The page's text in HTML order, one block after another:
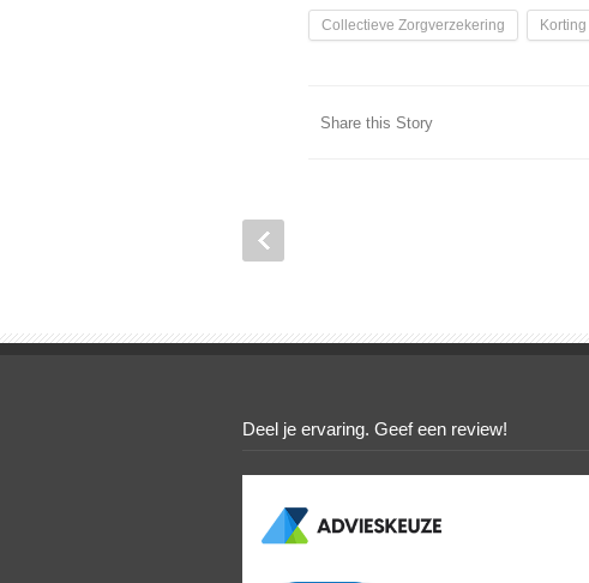
Collectieve Zorgverzekering Korting
Share this Story
Deel je ervaring. Geef een review!